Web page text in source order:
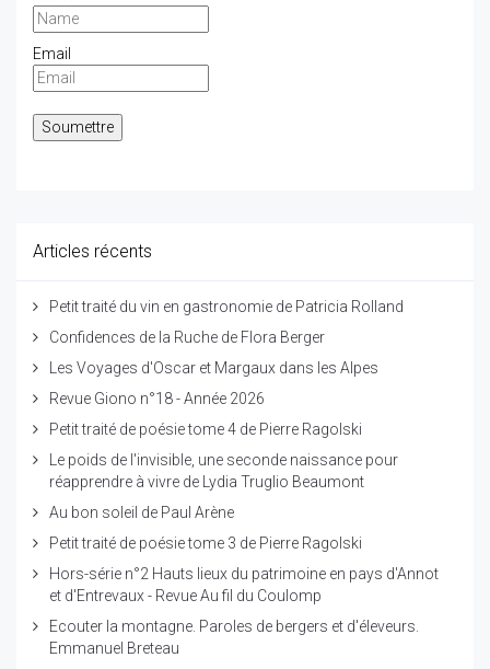
Email
Articles récents
Petit traité du vin en gastronomie de Patricia Rolland
Confidences de la Ruche de Flora Berger
Les Voyages d'Oscar et Margaux dans les Alpes
Revue Giono n°18 - Année 2026
Petit traité de poésie tome 4 de Pierre Ragolski
Le poids de l'invisible, une seconde naissance pour
réapprendre à vivre de Lydia Truglio Beaumont
Au bon soleil de Paul Arène
Petit traité de poésie tome 3 de Pierre Ragolski
Hors-série n°2 Hauts lieux du patrimoine en pays d'Annot
et d'Entrevaux - Revue Au fil du Coulomp
Ecouter la montagne. Paroles de bergers et d'éleveurs.
Emmanuel Breteau